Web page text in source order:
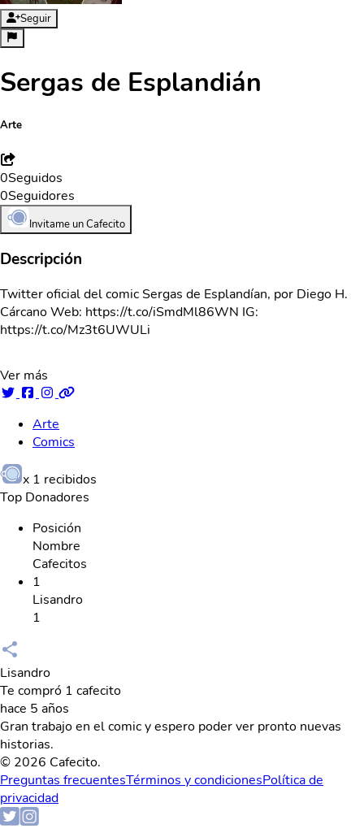
Seguir
Sergas de Esplandián
Arte
0Seguidos
0Seguidores
Invitame un Cafecito
Descripción
Twitter oficial del comic Sergas de Esplandían, por Diego H.
Cárcano Web: https://t.co/iSmdMl86WN IG:
https://t.co/Mz3t6UWULi
Ver más
Arte
Comics
x 1 recibidos
Top Donadores
Posición
Nombre
Cafecitos
1
Lisandro
1
Lisandro
Te compró 1 cafecito
hace 5 años
Gran trabajo en el comic y espero poder ver pronto nuevas
historias.
© 2026 Cafecito.
Preguntas frecuentesTérminos y condicionesPolítica de
privacidad